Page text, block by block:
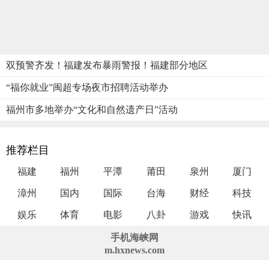
双预警齐发！福建发布暴雨警报！福建部分地区
“福你就业”闽超专场夜市招聘活动举办
福州市多地举办“文化和自然遗产日”活动
推荐栏目
福建 福州 平潭 莆田 泉州 厦门
漳州 国内 国际 台海 财经 科技
娱乐 体育 电影 八卦 游戏 快讯
手机海峡网
m.hxnews.com